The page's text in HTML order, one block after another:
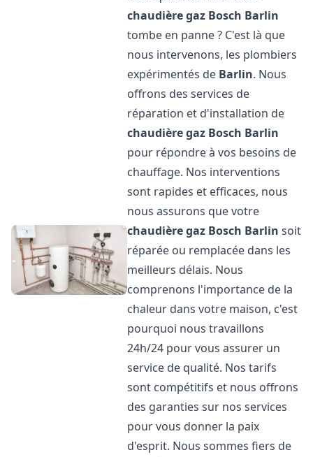
chaudière gaz Bosch Barlin
tombe en panne ? C'est là que
nous intervenons, les plombiers
expérimentés de Barlin. Nous
offrons des services de
réparation et d'installation de
chaudière gaz Bosch Barlin
pour répondre à vos besoins de
chauffage. Nos interventions
sont rapides et efficaces, nous
nous assurons que votre
chaudière gaz Bosch Barlin soit
réparée ou remplacée dans les
meilleurs délais. Nous
comprenons l'importance de la
chaleur dans votre maison, c'est
pourquoi nous travaillons
24h/24 pour vous assurer un
service de qualité. Nos tarifs
sont compétitifs et nous offrons
des garanties sur nos services
pour vous donner la paix
d'esprit. Nous sommes fiers de